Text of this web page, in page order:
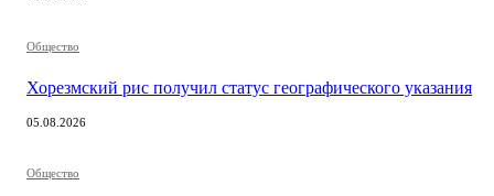
Общество
Хорезмский рис получил статус географического указания
05.08.2026
Общество